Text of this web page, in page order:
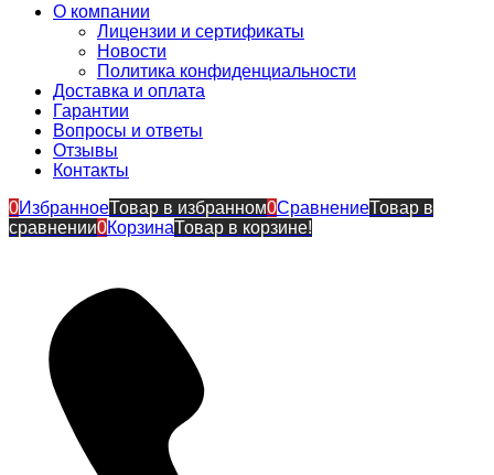
О компании
Лицензии и сертификаты
Новости
Политика конфиденциальности
Доставка и оплата
Гарантии
Вопросы и ответы
Отзывы
Контакты
0ИзбранноеТовар в избранном0СравнениеТовар в
сравнении0КорзинаТовар в корзине!